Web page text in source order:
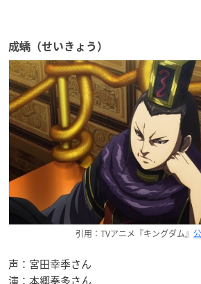
成蟜（せいきょう）
引用：TVアニメ『キングダム』
声：宮田幸季さん
演：本郷奏多さん